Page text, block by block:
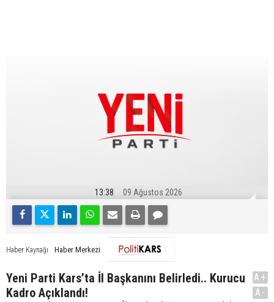
13:38 09 Ağustos 2026
Haber Kaynağı Haber Merkezi
Yeni Parti Kars’ta İl Başkanını Belirledi.. Kurucu
Kadro Açıklandı!
A+
A-